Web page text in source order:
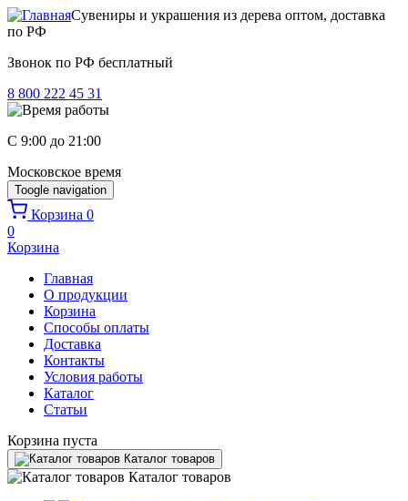
Перейти к основному содержанию
Сувениры и украшения из дерева оптом, доставка
по РФ
Звонок по РФ бесплатный
8 800 222 45 31
C 9:00 до 21:00
Московское время
Toogle navigation
Корзина 0
0
Корзина
Главная
О продукции
Корзина
Способы оплаты
Доставка
Контакты
Условия работы
Каталог
Статьи
Корзина пуста
Каталог товаров
Каталог товаров